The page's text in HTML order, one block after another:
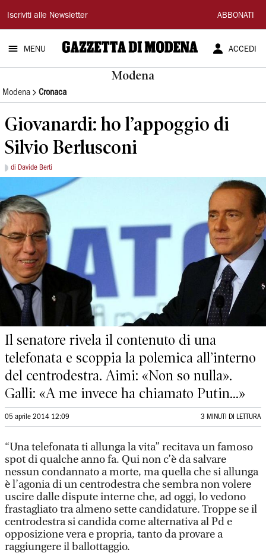
Gazzetta
di
Modena
Iscriviti alle Newsletter ABBONATI
MENU ACCEDI
Modena
Modena Cronaca
Giovanardi: ho l’appoggio di
Silvio Berlusconi
di Davide Berti
Il senatore rivela il contenuto di una
telefonata e scoppia la polemica all’interno
del centrodestra. Aimi: «Non so nulla».
Galli: «A me invece ha chiamato Putin...»
05 aprile 2014 12:09 3 MINUTI DI LETTURA
“Una telefonata ti allunga la vita” recitava un famoso
spot di qualche anno fa. Qui non c’è da salvare
nessun condannato a morte, ma quella che si allunga
è l’agonia di un centrodestra che sembra non volere
uscire dalle dispute interne che, ad oggi, lo vedono
frastagliato tra almeno sette candidature. Troppe se il
centrodestra si candida come alternativa al Pd e
opposizione vera e propria, tanto da provare a
raggiungere il ballottaggio.